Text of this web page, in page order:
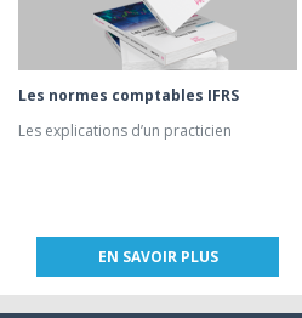
Les normes comptables IFRS
Les explications d’un practicien
EN SAVOIR PLUS